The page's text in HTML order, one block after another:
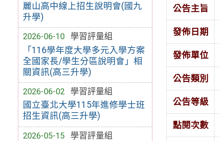
麗山高中線上招生說明會(國九
升學)
2026-06-10
學習評量組
「116學年度大學多元入學方案
全國家長/學生分區說明會」相
關資訊(高三升學)
2026-06-02
學習評量組
國立臺北大學115年進修學士班
招生資訊(高三升學)
2026-05-15
學習評量組
公告主旨
發佈日期
發佈單位
公告類別
公告等級
點閱次數